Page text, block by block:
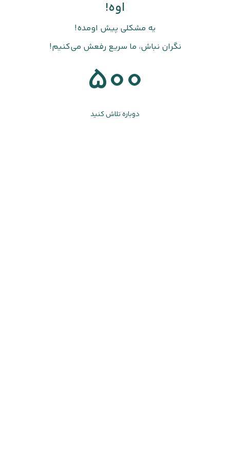
اوه!
یه مشکلی پیش اومده!
نگران نباش، ما سریع رفعش می‌کنیم!
500
دوباره تلاش کنید